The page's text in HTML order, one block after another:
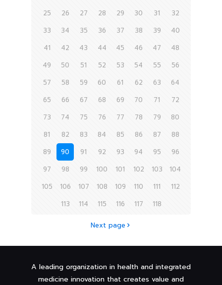
25
26 27 28 29 30 31
32
33
34 35 36 37 38 39
40
41
42 43 44 45 46 47
48
49
50 51 52 53 54 55
56
57
58 59 60 61 62 63
64
65
66 67 68 69 70 71
72
73
74 75 76 77 78 79
80
81
82 83 84 85 86 87
88
89
90 91 92 93 94 95
96
97
98 99 100 101 102 103
104
105
106 107 108 109 110 111
112
113
114 115 116 117 118
Next page
A leading organization in health and integrated
medicine innovation that creates value and